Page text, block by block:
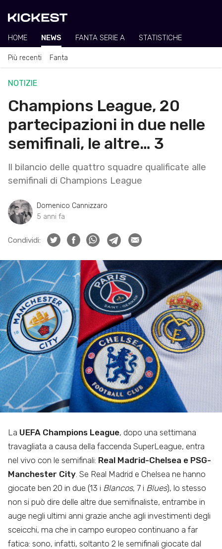
HOME NEWS FANTA SERIE A STATISTICHE
Più recenti Fanta
NOTIZIE
Champions League, 20
partecipazioni in due nelle
semifinali, le altre… 3
Il bilancio delle quattro squadre qualificate alle
semifinali di Champions League
Domenico Cannizzaro
5 anni fa
Condividi:
La UEFA Champions League, dopo una settimana
travagliata a causa della faccenda SuperLeague, entra
nel vivo con le semifinali: Real Madrid-Chelsea e PSG-
Manchester City . Se Real Madrid e Chelsea ne hanno
giocate ben 20 in due (13 i Blancos, 7 i Blues), lo stesso
non si può dire delle altre due semifinaliste, entrambe in
auge negli ultimi anni grazie anche agli investimenti degli
sceicchi, ma che in campo europeo continuano a far
fatica: sono, infatti, soltanto 2 le semifinali giocate dal